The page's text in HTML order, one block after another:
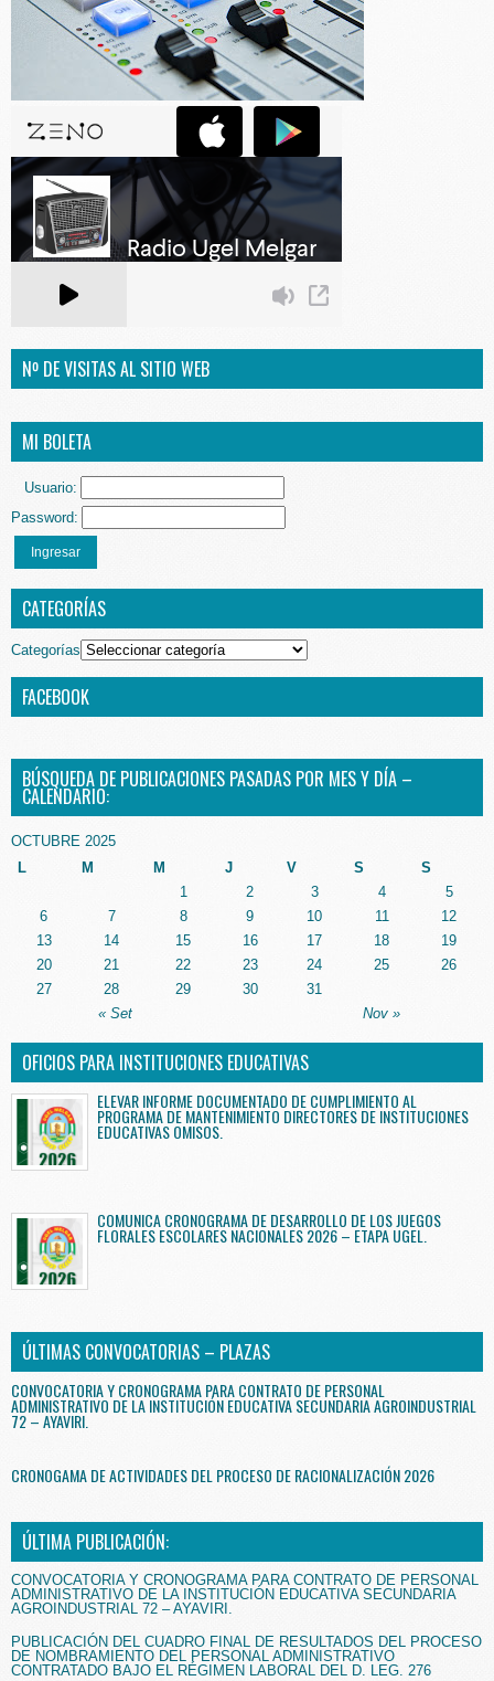
Nº DE VISITAS AL SITIO WEB
MI BOLETA
Usuario:
Password:
Ingresar
CATEGORÍAS
Categorías
FACEBOOK
BÚSQUEDA DE PUBLICACIONES PASADAS POR MES Y DÍA –
CALENDARIO:
OCTUBRE 2025
L
M M J V S S
« Set Nov »
1 2 3 4
5
6
7 8 9 10 11
12
13
14 15 16 17 18
19
20
21 22 23 24 25
26
27
28 29 30 31
OFICIOS PARA INSTITUCIONES EDUCATIVAS
ELEVAR INFORME DOCUMENTADO DE CUMPLIMIENTO AL
PROGRAMA DE MANTENIMIENTO DIRECTORES DE INSTITUCIONES
EDUCATIVAS OMISOS.
COMUNICA CRONOGRAMA DE DESARROLLO DE LOS JUEGOS
FLORALES ESCOLARES NACIONALES 2026 – ETAPA UGEL.
ÚLTIMAS CONVOCATORIAS – PLAZAS
CONVOCATORIA Y CRONOGRAMA PARA CONTRATO DE PERSONAL
ADMINISTRATIVO DE LA INSTITUCIÓN EDUCATIVA SECUNDARIA AGROINDUSTRIAL
72 – AYAVIRI.
CRONOGAMA DE ACTIVIDADES DEL PROCESO DE RACIONALIZACIÓN 2026
ÚLTIMA PUBLICACIÓN:
CONVOCATORIA Y CRONOGRAMA PARA CONTRATO DE PERSONAL
ADMINISTRATIVO DE LA INSTITUCIÓN EDUCATIVA SECUNDARIA
AGROINDUSTRIAL 72 – AYAVIRI.
PUBLICACIÓN DEL CUADRO FINAL DE RESULTADOS DEL PROCESO
DE NOMBRAMIENTO DEL PERSONAL ADMINISTRATIVO
CONTRATADO BAJO EL RÉGIMEN LABORAL DEL D. LEG. 276